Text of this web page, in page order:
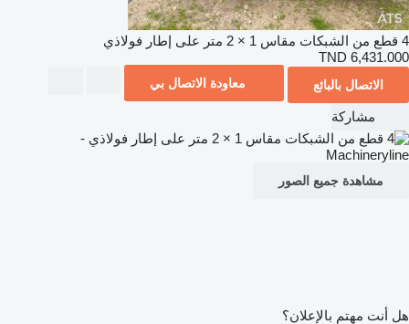
4 قطع من الشبكات مقاس 1 × 2 متر على إطار فولاذي
TND 6,431.000
الاتصال بالبائع معاودة الاتصال بي
مشاركة
مشاهدة جميع الصور
هل أنت مهتم بالإعلان؟